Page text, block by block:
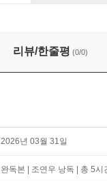
리뷰/한줄평 (0/0)
2026년 03월 31일
완독본 | 조연우 낭독 | 총 5시